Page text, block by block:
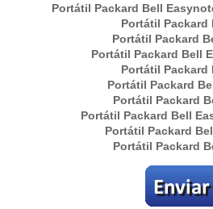
Portátil Packard Bell
Portátil Packard
Portátil Packard
Portátil Packard Bell
Portátil Packard
Portátil Packard
Portátil Packard
Portátil Packard Bell
Portátil Packard
Portátil Packard